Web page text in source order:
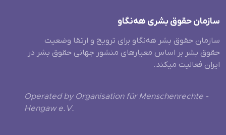
سازمان حقوق بشری هەنگاو
سازمان حقوق بشر هه‌نگاو برای ترویج و ارتقا وضعیت
حقوق بشر بر اساس معیارهای منشور جهانی حقوق بشر در
ایران فعالیت میکند.
Operated by Organisation für Menschenrechte -
Hengaw e.V.